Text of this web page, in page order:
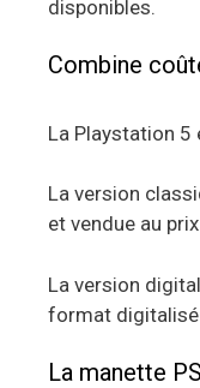
disponibles.
Combine
La Playstation 5
La version
et vendue au
La version
format
La manette